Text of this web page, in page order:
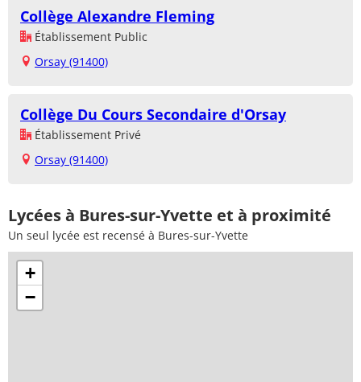
Collège Alexandre Fleming
Établissement Public
Orsay (91400)
Collège Du Cours Secondaire d'Orsay
Établissement Privé
Orsay (91400)
Lycées à Bures-sur-Yvette et à proximité
Un seul lycée est recensé à Bures-sur-Yvette
+
−